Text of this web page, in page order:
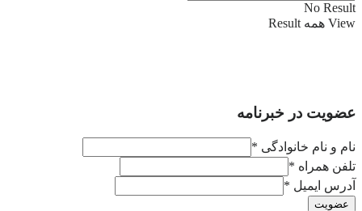
No Result
View همه Result
عضویت در خبرنامه
نام و نام خانوادگی *
تلفن همراه *
آدرس ایمیل *
عضویت